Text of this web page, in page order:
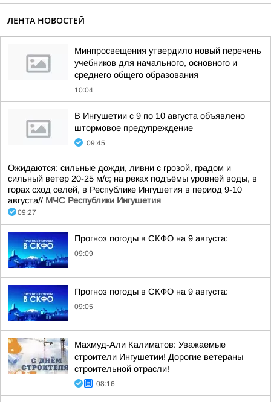
ЛЕНТА НОВОСТЕЙ
Минпросвещения утвердило новый перечень
учебников для начального, основного и
среднего общего образования
10:04
В Ингушетии с 9 по 10 августа объявлено
штормовое предупреждение
09:45
Ожидаются: сильные дожди, ливни с грозой, градом и
сильный ветер 20-25 м/с; на реках подъёмы уровней воды, в
горах сход селей, в Республике Ингушетия в период 9-10
августа// МЧС Республики Ингушетия
09:27
Прогноз погоды в СКФО на 9 августа:
09:09
Прогноз погоды в СКФО на 9 августа:
09:05
Махмуд-Али Калиматов: Уважаемые
строители Ингушетии! Дорогие ветераны
строительной отрасли!
08:16